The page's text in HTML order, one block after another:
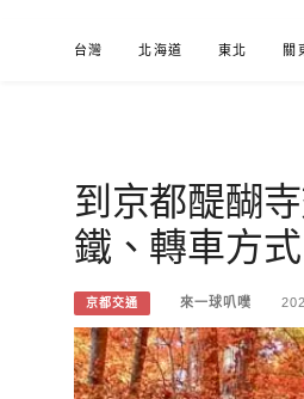
台灣 北海道 東北 關
來一球
分享日本自助部落格
到京都醍醐
鐵、轉車方式
京都交通 來一球叭噗